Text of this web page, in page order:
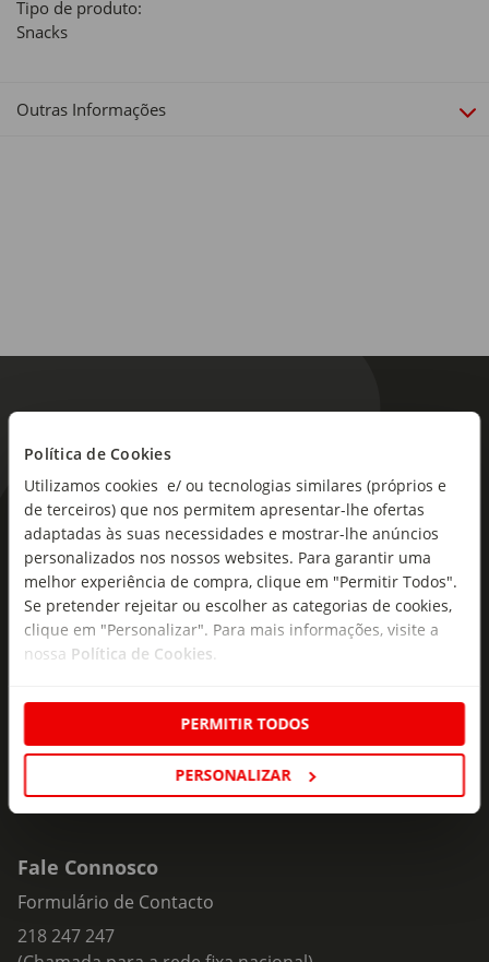
Política de Cookies
Utilizamos cookies e/ ou tecnologias similares (próprios e
de terceiros) que nos permitem apresentar-lhe ofertas
adaptadas às suas necessidades e mostrar-lhe anúncios
personalizados nos nossos websites. Para garantir uma
melhor experiência de compra, clique em "Permitir Todos".
Se pretender rejeitar ou escolher as categorias de cookies,
clique em "Personalizar". Para mais informações, visite a
nossa Política de Cookies
PERMITIR TODOS
PERSONALIZAR
Tipo de produto:
Snacks
Outras Informações
As novidades mais frescas no
seu e-mail!
Subscreva e descubra campanhas exclusivas,
ofertas e novidades para si.
Fale Connosco
Formulário de Contacto
218 247 247